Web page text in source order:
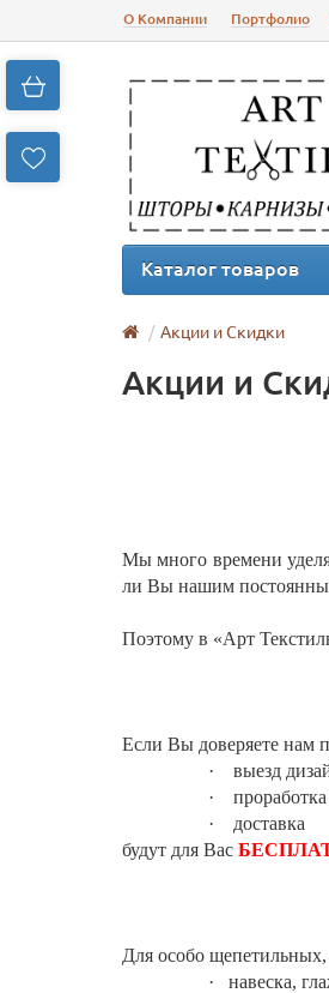
О Компании Портфолио
Каталог товаров
Акции и Скидки
Акции и
Мы много времени
ли Вы нашим
Поэтому в «Арт
Если Вы доверяете нам
·
выезд
·
проработка
·
доставка
будут для Вас
Для особо
·
навеска,